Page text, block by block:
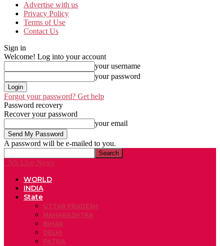
Advertise with us
Privacy Policy
Terms of Use
Contact Us
Sign in
Welcome! Log into your account
your username
your password
Forgot your password? Get help
Password recovery
Recover your password
your email
A password will be e-mailed to you.
NS Live News
WORLD
INDIA
State
UTTAR PRADESH
MAHARASHTRA
BIHAR
DELHI
PATNA